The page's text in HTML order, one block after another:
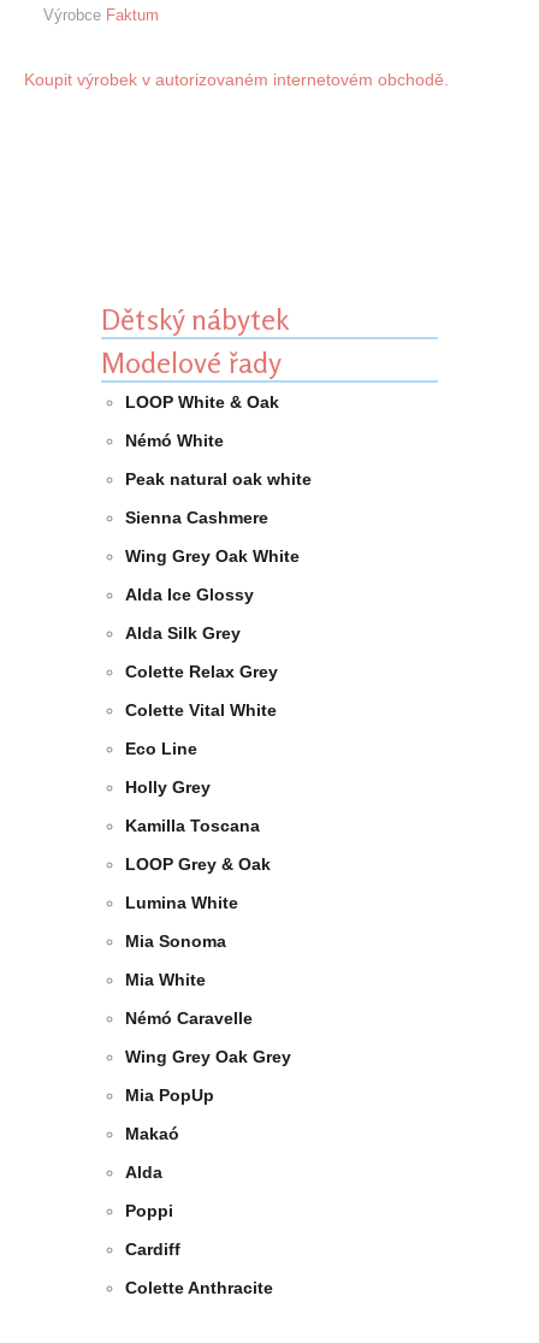
Výrobce Faktum
Koupit výrobek v autorizovaném internetovém obchodě.
Dětský nábytek
Modelové řady
LOOP White & Oak
Némó White
Peak natural oak white
Sienna Cashmere
Wing Grey Oak White
Alda Ice Glossy
Alda Silk Grey
Colette Relax Grey
Colette Vital White
Eco Line
Holly Grey
Kamilla Toscana
LOOP Grey & Oak
Lumina White
Mia Sonoma
Mia White
Némó Caravelle
Wing Grey Oak Grey
Mia PopUp
Makaó
Alda
Poppi
Cardiff
Colette Anthracite